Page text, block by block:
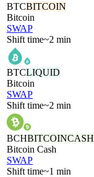
BTCBITCOIN
Bitcoin
SWAP
Shift time~2 min
BTCLIQUID
Bitcoin
SWAP
Shift time~2 min
BCHBITCOINCASH
Bitcoin Cash
SWAP
Shift time~1 min